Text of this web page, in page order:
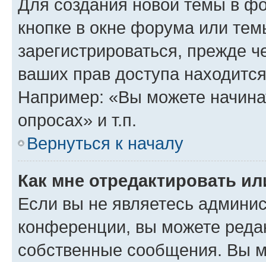
Для создания новой темы в
кнопке в окне форума или
зарегистрироваться, прежде
ваших прав доступа
Например: «Вы можете
опросах» и т.п.
Вернуться к началу
Как мне отредактировать
Если вы не являетесь
конференции, вы можете
собственные сообщения. Вы